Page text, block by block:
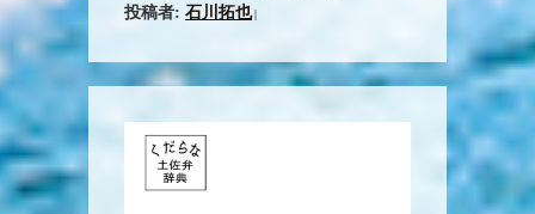
投稿者: 石川拓也|